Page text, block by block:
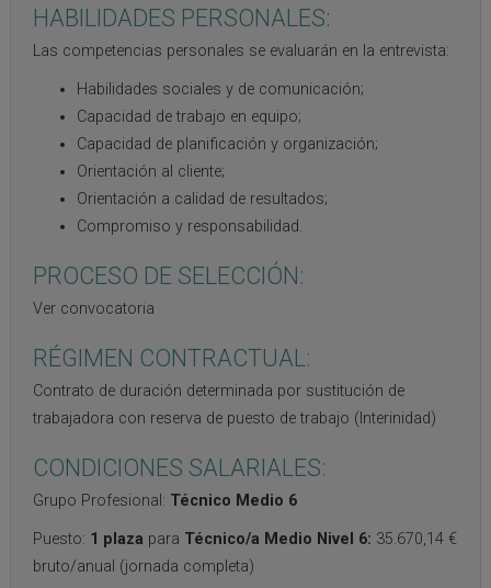
HABILIDADES PERSONALES:
Las competencias personales se evaluarán en la entrevista:
Habilidades sociales y de comunicación;
Capacidad de trabajo en equipo;
Capacidad de planificación y organización;
Orientación al cliente;
Orientación a calidad de resultados;
Compromiso y responsabilidad.
PROCESO DE SELECCIÓN:
Ver convocatoria
RÉGIMEN CONTRACTUAL:
Contrato de duración determinada por sustitución de
trabajadora con reserva de puesto de trabajo (Interinidad)
CONDICIONES SALARIALES:
Grupo Profesional: Técnico Medio 6
Puesto: 1 plaza para Técnico/a Medio Nivel 6: 35.670,14 €
bruto/anual (jornada completa)